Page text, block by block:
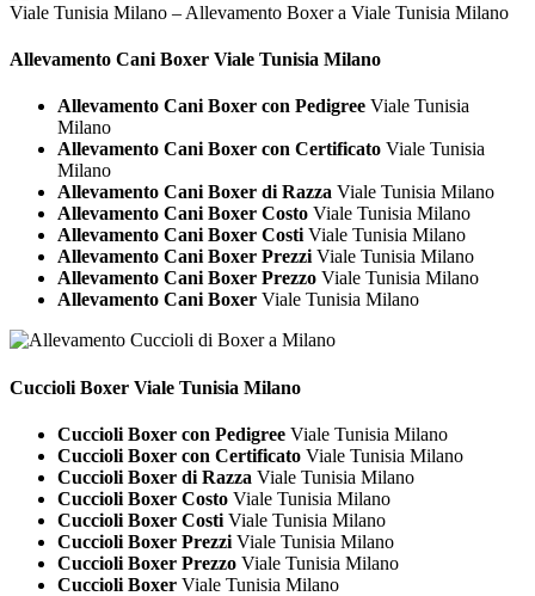
Viale Tunisia Milano – Allevamento Boxer a Viale Tunisia Milano
Allevamento Cani Boxer Viale Tunisia Milano
Allevamento Cani Boxer con Pedigree Viale Tunisia
Milano
Allevamento Cani Boxer con Certificato Viale Tunisia
Milano
Allevamento Cani Boxer di Razza Viale Tunisia Milano
Allevamento Cani Boxer Costo Viale Tunisia Milano
Allevamento Cani Boxer Costi Viale Tunisia Milano
Allevamento Cani Boxer Prezzi Viale Tunisia Milano
Allevamento Cani Boxer Prezzo Viale Tunisia Milano
Allevamento Cani Boxer Viale Tunisia Milano
Cuccioli Boxer Viale Tunisia Milano
Cuccioli Boxer con Pedigree Viale Tunisia Milano
Cuccioli Boxer con Certificato Viale Tunisia Milano
Cuccioli Boxer di Razza Viale Tunisia Milano
Cuccioli Boxer Costo Viale Tunisia Milano
Cuccioli Boxer Costi Viale Tunisia Milano
Cuccioli Boxer Prezzi Viale Tunisia Milano
Cuccioli Boxer Prezzo Viale Tunisia Milano
Cuccioli Boxer Viale Tunisia Milano